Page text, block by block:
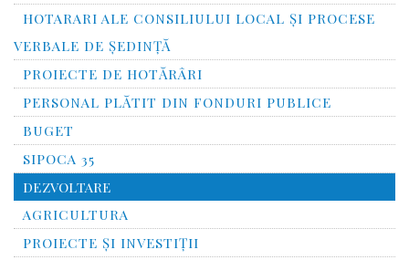
HOTARARI ALE CONSILIULUI LOCAL ȘI PROCESE
VERBALE DE ȘEDINȚĂ
PROIECTE DE HOTĂRÂRI
PERSONAL PLĂTIT DIN FONDURI PUBLICE
BUGET
SIPOCA 35
DEZVOLTARE
AGRICULTURA
PROIECTE ȘI INVESTIȚII